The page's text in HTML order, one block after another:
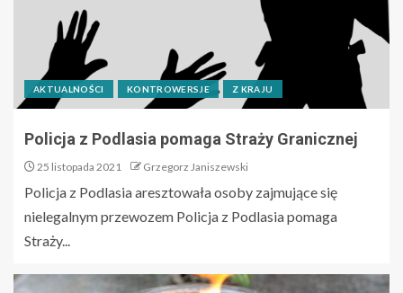
AKTUALNOŚCI KONTROWERSJE Z KRAJU
Policja z Podlasia pomaga Straży Granicznej
25 listopada 2021 Grzegorz Janiszewski
Policja z Podlasia aresztowała osoby zajmujące się
nielegalnym przewozem Policja z Podlasia pomaga
Straży...